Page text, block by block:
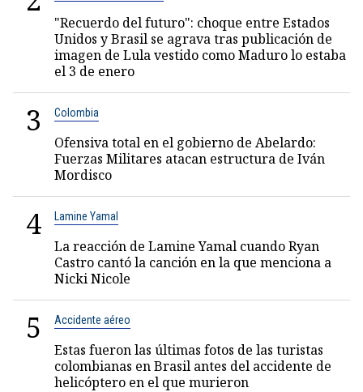
"Recuerdo del futuro": choque entre Estados
Unidos y Brasil se agrava tras publicación de
imagen de Lula vestido como Maduro lo estaba
el 3 de enero
3 Colombia
Ofensiva total en el gobierno de Abelardo:
Fuerzas Militares atacan estructura de Iván
Mordisco
4 Lamine Yamal
La reacción de Lamine Yamal cuando Ryan
Castro cantó la canción en la que menciona a
Nicki Nicole
5 Accidente aéreo
Estas fueron las últimas fotos de las turistas
colombianas en Brasil antes del accidente de
helicóptero en el que murieron